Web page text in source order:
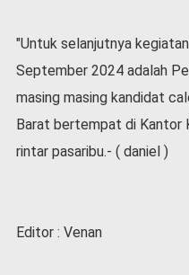
"Untuk selanjutnya
September 2024 adalah
masing masing kandidat
Barat bertempat di Kantor
rintar pasaribu.- ( daniel )
Editor : Venan